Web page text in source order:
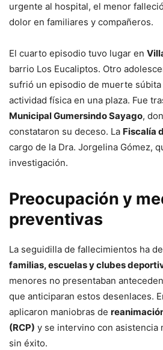
urgente al hospital, el menor
dolor en familiares y compañeros.
El cuarto episodio tuvo lugar en
barrio Los Eucaliptos. Otro
sufrió un episodio de muerte
actividad física en una plaza. Fue
Municipal Gumersindo Sayago,
constataron su deceso. La Fiscalía
cargo de la Dra. Jorgelina Gómez,
investigación.
Preocupación y
preventivas
La seguidilla de fallecimientos ha
familias, escuelas y clubes
menores no presentaban
que anticiparan estos desenlaces.
aplicaron maniobras de
(RCP) y se intervino con asistencia
sin éxito.